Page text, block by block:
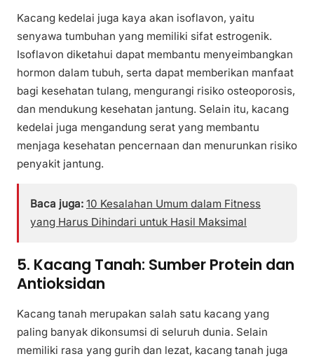
Kacang kedelai juga kaya akan isoflavon, yaitu
senyawa tumbuhan yang memiliki sifat estrogenik.
Isoflavon diketahui dapat membantu menyeimbangkan
hormon dalam tubuh, serta dapat memberikan manfaat
bagi kesehatan tulang, mengurangi risiko osteoporosis,
dan mendukung kesehatan jantung. Selain itu, kacang
kedelai juga mengandung serat yang membantu
menjaga kesehatan pencernaan dan menurunkan risiko
penyakit jantung.
Baca juga: 10 Kesalahan Umum dalam Fitness
yang Harus Dihindari untuk Hasil Maksimal
5. Kacang Tanah: Sumber Protein dan
Antioksidan
Kacang tanah merupakan salah satu kacang yang
paling banyak dikonsumsi di seluruh dunia. Selain
memiliki rasa yang gurih dan lezat, kacang tanah juga